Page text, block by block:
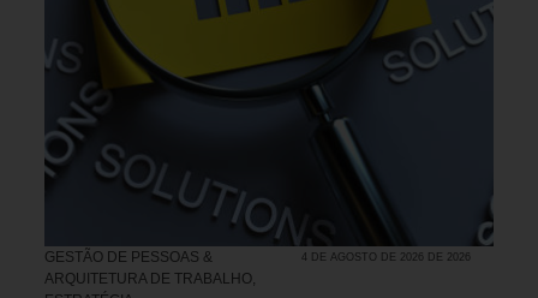
GESTÃO DE PESSOAS &
ARQUITETURA DE TRABALHO,
4 DE AGOSTO DE 2026 DE 2026